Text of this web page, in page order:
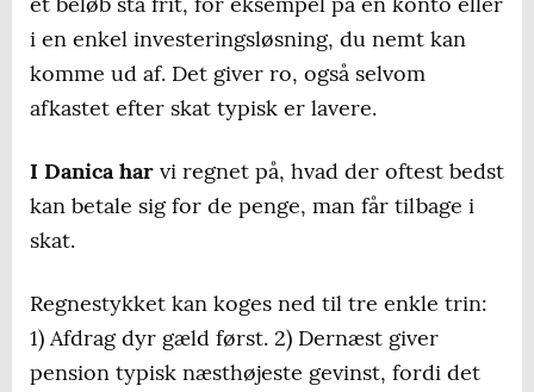
i en enkel investeringsløsning, du nemt kan
komme ud af. Det giver ro, også selvom
afkastet efter skat typisk er lavere.
I Danica har vi regnet på, hvad der oftest bedst
kan betale sig for de penge, man får tilbage i
skat.
Regnestykket kan koges ned til tre enkle trin:
1) Afdrag dyr gæld først. 2) Dernæst giver
pension typisk næsthøjeste gevinst, fordi det